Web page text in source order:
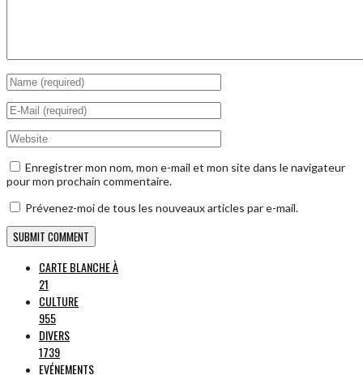
Enregistrer mon nom, mon e-mail et mon site dans le navigateur
pour mon prochain commentaire.
Prévenez-moi de tous les nouveaux articles par e-mail.
CARTE BLANCHE À
21
CULTURE
955
DIVERS
1739
EVÉNEMENTS